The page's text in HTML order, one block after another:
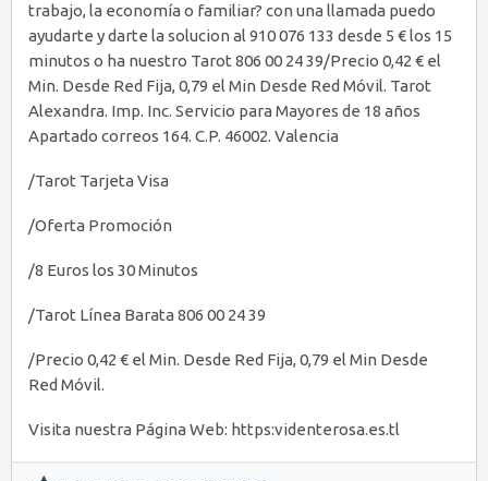
trabajo, la economía o familiar? con una llamada puedo
ayudarte y darte la solucion al 910 076 133 desde 5 € los 15
minutos o ha nuestro Tarot 806 00 24 39/Precio 0,42 € el
Min. Desde Red Fija, 0,79 el Min Desde Red Móvil. Tarot
Alexandra. Imp. Inc. Servicio para Mayores de 18 años
Apartado correos 164. C.P. 46002. Valencia
/Tarot Tarjeta Visa
/Oferta Promoción
/8 Euros los 30 Minutos
/Tarot Línea Barata 806 00 24 39
/Precio 0,42 € el Min. Desde Red Fija, 0,79 el Min Desde
Red Móvil.
Visita nuestra Página Web: https:videnterosa.es.tl